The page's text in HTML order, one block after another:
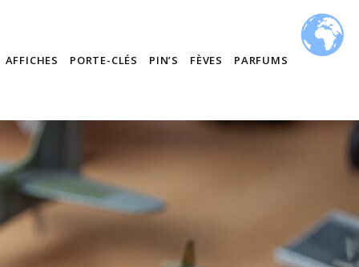
AFFICHES PORTE-CLÉS PIN’S FÈVES PARFUMS